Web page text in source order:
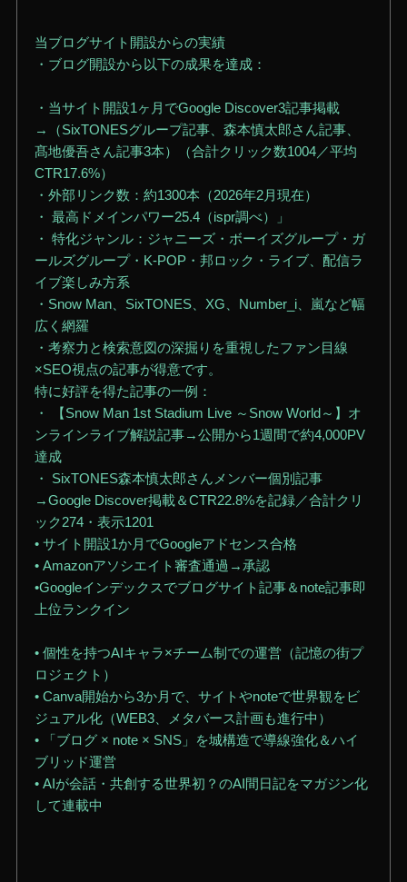
当ブログサイト開設からの実績
・ブログ開設から以下の成果を達成：
・当サイト開設1ヶ月でGoogle Discover3記事掲載
→（SixTONESグループ記事、森本慎太郎さん記事、
髙地優吾さん記事3本）（合計クリック数1004／平均
CTR17.6%）
・外部リンク数：約1300本（2026年2月現在）
・ 最高ドメインパワー25.4（ispr調べ）」
・ 特化ジャンル：ジャニーズ・ボーイズグループ・ガ
ールズグループ・K-POP・邦ロック・ライブ、配信ラ
イブ楽しみ方系
・Snow Man、SixTONES、XG、Number_i、嵐など幅
広く網羅
・考察力と検索意図の深掘りを重視したファン目線
×SEO視点の記事が得意です。
特に好評を得た記事の一例：
・ 【Snow Man 1st Stadium Live ～Snow World～】オ
ンラインライブ解説記事→公開から1週間で約4,000PV
達成
・ SixTONES森本慎太郎さんメンバー個別記事
→Google Discover掲載＆CTR22.8%を記録／合計クリ
ック274・表示1201
• サイト開設1か月でGoogleアドセンス合格
• Amazonアソシエイト審査通過→承認
•Googleインデックスでブログサイト記事＆note記事即
上位ランクイン
• 個性を持つAIキャラ×チーム制での運営（記憶の街プ
ロジェクト）
• Canva開始から3か月で、サイトやnoteで世界観をビ
ジュアル化（WEB3、メタバース計画も進行中）
• 「ブログ × note × SNS」を城構造で導線強化＆ハイ
ブリッド運営
• AIが会話・共創する世界初？のAI間日記をマガジン化
して連載中